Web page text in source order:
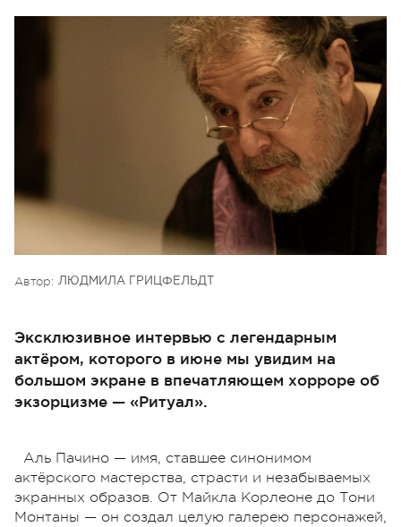
Автор: ЛЮДМИЛА ГРИЦФЕЛЬДТ
Эксклюзивное интервью с легендарным
актёром, которого в июне мы увидим на
большом экране в впечатляющем хорроре об
экзорцизме — «Ритуал».
Аль Пачино — имя, ставшее синонимом
актёрского мастерства, страсти и незабываемых
экранных образов. От Майкла Корлеоне до Тони
Монтаны — он создал целую галерею персонажей,